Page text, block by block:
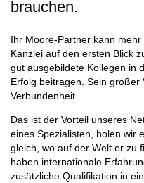
Spezialkenntnisse
brauchen.
Ihr Moore-Partner kann
Kanzlei auf den ersten Blick
gut ausgebildete Kollegen in
Erfolg beitragen. Sein
Verbundenheit.
Das ist der Vorteil unseres
eines Spezialisten, holen wir
gleich, wo auf der Welt er zu
haben internationale
zusätzliche Qualifikation in